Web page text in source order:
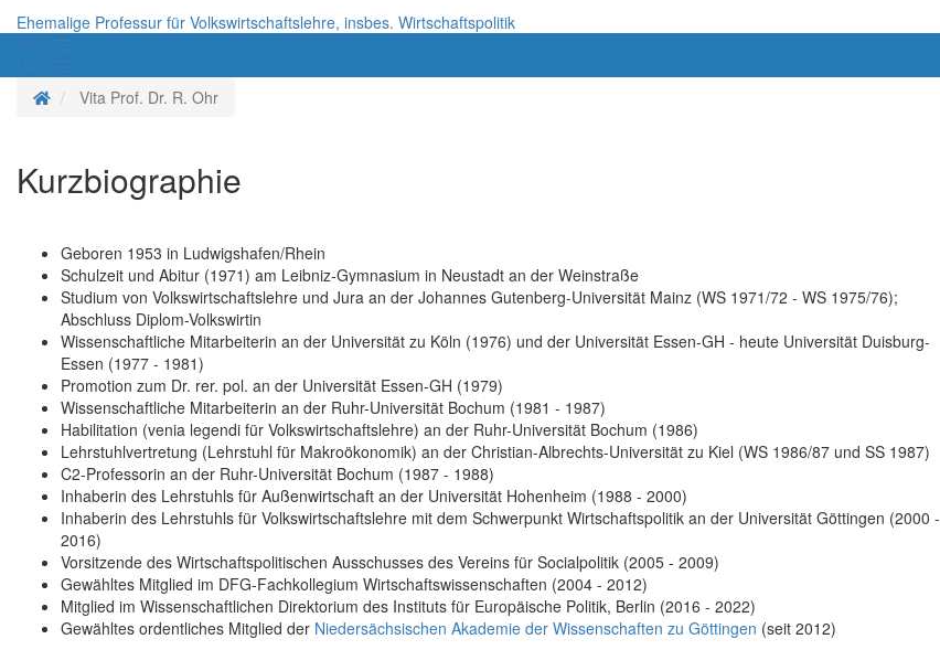
Ehemalige Professur für Volkswirtschaftslehre, insbes. Wirtschaftspolitik
Startseite
Vita Prof. Dr. R. Ohr
Kurzbiographie
Geboren 1953 in Ludwigshafen/Rhein
Schulzeit und Abitur (1971) am Leibniz-Gymnasium in Neustadt an der Weinstraße
Studium von Volkswirtschaftslehre und Jura an der Johannes Gutenberg-Universität Mainz (WS 1971/72 - WS 1975/76);
Abschluss Diplom-Volkswirtin
Wissenschaftliche Mitarbeiterin an der Universität zu Köln (1976) und der Universität Essen-GH - heute Universität Duisburg-
Essen (1977 - 1981)
Promotion zum Dr. rer. pol. an der Universität Essen-GH (1979)
Wissenschaftliche Mitarbeiterin an der Ruhr-Universität Bochum (1981 - 1987)
Habilitation (venia legendi für Volkswirtschaftslehre) an der Ruhr-Universität Bochum (1986)
Lehrstuhlvertretung (Lehrstuhl für Makroökonomik) an der Christian-Albrechts-Universität zu Kiel (WS 1986/87 und SS 1987)
C2-Professorin an der Ruhr-Universität Bochum (1987 - 1988)
Inhaberin des Lehrstuhls für Außenwirtschaft an der Universität Hohenheim (1988 - 2000)
Inhaberin des Lehrstuhls für Volkswirtschaftslehre mit dem Schwerpunkt Wirtschaftspolitik an der Universität Göttingen (2000 -
2016)
Vorsitzende des Wirtschaftspolitischen Ausschusses des Vereins für Socialpolitik (2005 - 2009)
Gewähltes Mitglied im DFG-Fachkollegium Wirtschaftswissenschaften (2004 - 2012)
Mitglied im Wissenschaftlichen Direktorium des Instituts für Europäische Politik, Berlin (2016 - 2022)
Gewähltes ordentliches Mitglied der Niedersächsischen Akademie der Wissenschaften zu Göttingen (seit 2012)